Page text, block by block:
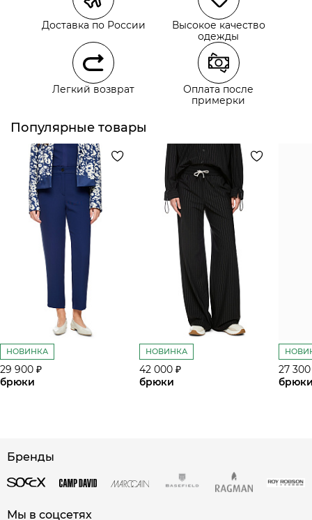
Курьерская доставка СДЭК
Самовывоз из пункта выдачи СДЭК
Самовывоз из наших магазинов
Самовывоз из пункта выдачи СДЭК
Доставка по России
Высокое качество
одежды
Легкий возврат
Оплата после
примерки
Популярные товары
НОВИНКА
29 900 ₽
брюки
НОВИНКА
42 000 ₽
брюки
27
Бренды
Мы в соцсетях